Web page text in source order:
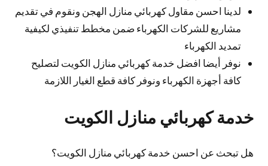
لدينا احسن مقاول كهربائي منازل الهجن ونقوم في تقديم
مشاريع للشركات الكهرباء ضمن مخطط تنفيذي لكيفية
تمديد الكهرباء
نوفر أيضا افضل خدمة كهربائي منازل الكويت لتصليح
كافة أجهزة الكهرباء ونوفر كافة قطع الغيار اللازمة
خدمة كهربائي منازل الكويت
هل تبحث عن احسن خدمة كهربائي منازل الكويت؟